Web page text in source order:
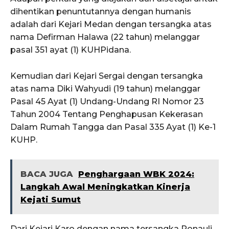
dihentikan penuntutannya dengan humanis
adalah dari Kejari Medan dengan tersangka atas
nama Defirman Halawa (22 tahun) melanggar
pasal 351 ayat (1) KUHPidana.
Kemudian dari Kejari Sergai dengan tersangka
atas nama Diki Wahyudi (19 tahun) melanggar
Pasal 45 Ayat (1) Undang-Undang RI Nomor 23
Tahun 2004 Tentang Penghapusan Kekerasan
Dalam Rumah Tangga dan Pasal 335 Ayat (1) Ke-1
KUHP.
BACA JUGA Penghargaan WBK 2024:
Langkah Awal Meningkatkan Kinerja
Kejati Sumut